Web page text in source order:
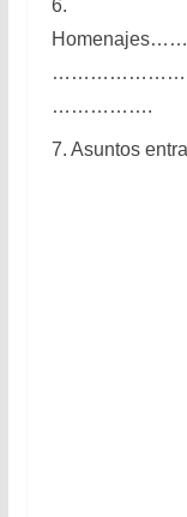
6.
…………….
7. Asuntos